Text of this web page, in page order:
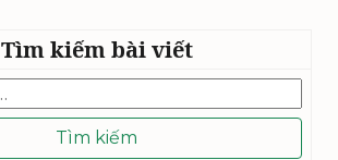
u
n
ê
n
Tìm kiếm bài viết